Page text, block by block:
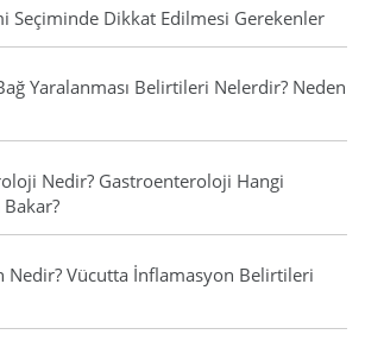
Seçiminde Dikkat Edilmesi Gerekenler
Yaralanması Belirtileri Nelerdir? Neden
Nedir? Gastroenteroloji Hangi
Bakar?
Nedir? Vücutta İnflamasyon Belirtileri